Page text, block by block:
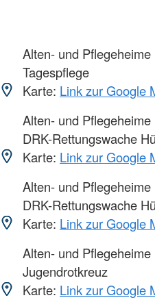
Alten- und Pflegeheime
Tagespflege
Karte: Link zur Google
Alten- und Pflegeheime
DRK-Rettungswache
Karte: Link zur Google
Alten- und Pflegeheime
DRK-Rettungswache
Karte: Link zur Google
Alten- und Pflegeheime
Jugendrotkreuz
Karte: Link zur Google